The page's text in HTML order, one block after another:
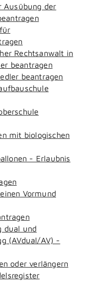
Ausübung der
Rechtsanwalt in
beantragen
beantragen
mit biologischen
- Erlaubnis
Vormund
dual und
(AVdual/AV) -
oder verlängern